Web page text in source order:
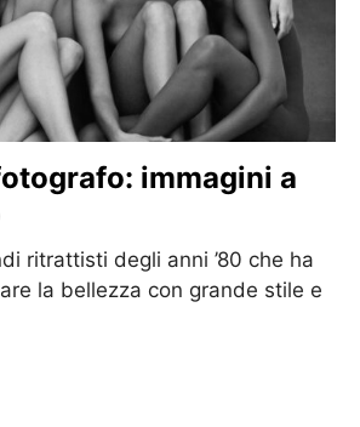
immagini a
ritrattisti degli anni ’80 che ha
la bellezza con grande stile e